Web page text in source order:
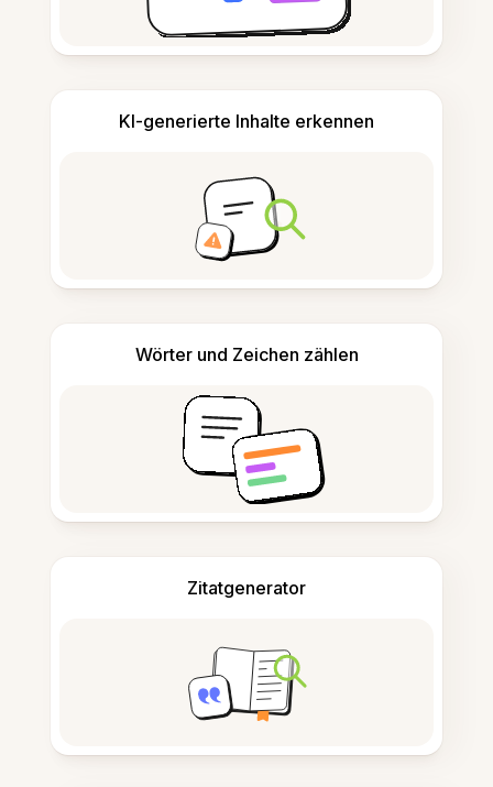
KI-generierte Inhalte erkennen
Wörter und Zeichen zählen
Zitatgenerator